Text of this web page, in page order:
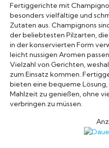
Fertiggerichte mit
besonders vielfältige und
Zutaten aus. Champignons
der beliebtesten Pilzarten, die
in der konservierten Form
leicht nussigen Aromen
Vielzahl von Gerichten,
zum Einsatz kommen.
bieten eine bequeme
Mahlzeit zu genießen, ohne
verbringen zu müssen.